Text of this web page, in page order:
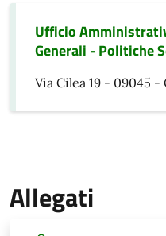
Ufficio
Generali - Politiche
Via Cilea 19 - 09045
Allegati